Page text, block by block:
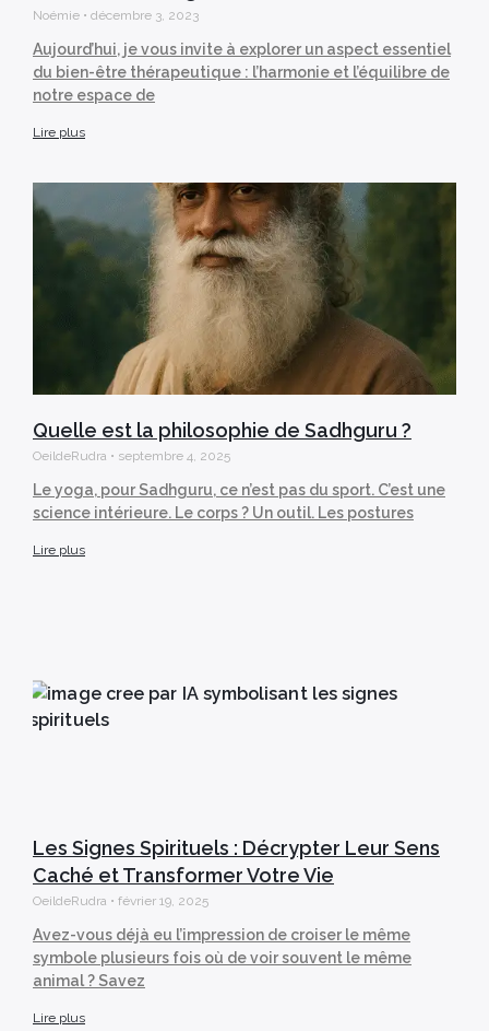
Noémie décembre 3, 2023
Aujourd’hui, je vous invite à explorer un aspect essentiel
du bien-être thérapeutique : l’harmonie et l’équilibre de
notre espace de
Lire plus
Quelle est la philosophie de Sadhguru ?
OeildeRudra septembre 4, 2025
Le yoga, pour Sadhguru, ce n’est pas du sport. C’est une
science intérieure. Le corps ? Un outil. Les postures
Lire plus
Les Signes Spirituels : Décrypter Leur Sens
Caché et Transformer Votre Vie
OeildeRudra février 19, 2025
Avez-vous déjà eu l’impression de croiser le même
symbole plusieurs fois où de voir souvent le même
animal ? Savez
Lire plus